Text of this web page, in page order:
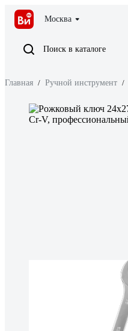
Москва
Поиск в каталоге
Главная / Ручной инструмент /